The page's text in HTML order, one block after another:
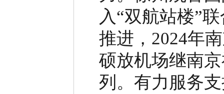
入“双航站楼”联
推进， 2024年
硕放机场继南
列。有力服务